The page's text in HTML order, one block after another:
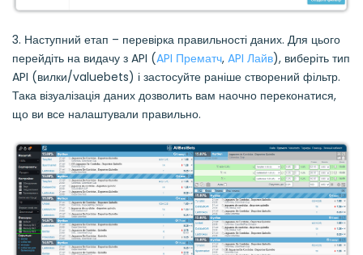
3. Наступний етап – перевірка правильності даних. Для цього
перейдіть на видачу з API (API Прематч, API Лайв), виберіть тип
API (вилки/valuebets) і застосуйте раніше створений фільтр.
Така візуалізація даних дозволить вам наочно переконатися,
що ви все налаштували правильно.